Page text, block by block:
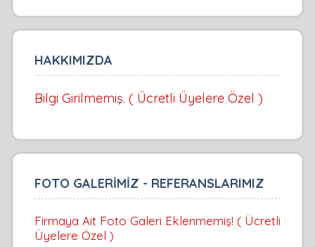
HAKKIMIZDA
Bilgi Girilmemiş. ( Ücretli Üyelere Özel )
FOTO GALERİMİZ - REFERANSLARIMIZ
Firmaya Ait Foto Galeri Eklenmemiş! ( Ücretli
Üyelere Özel )